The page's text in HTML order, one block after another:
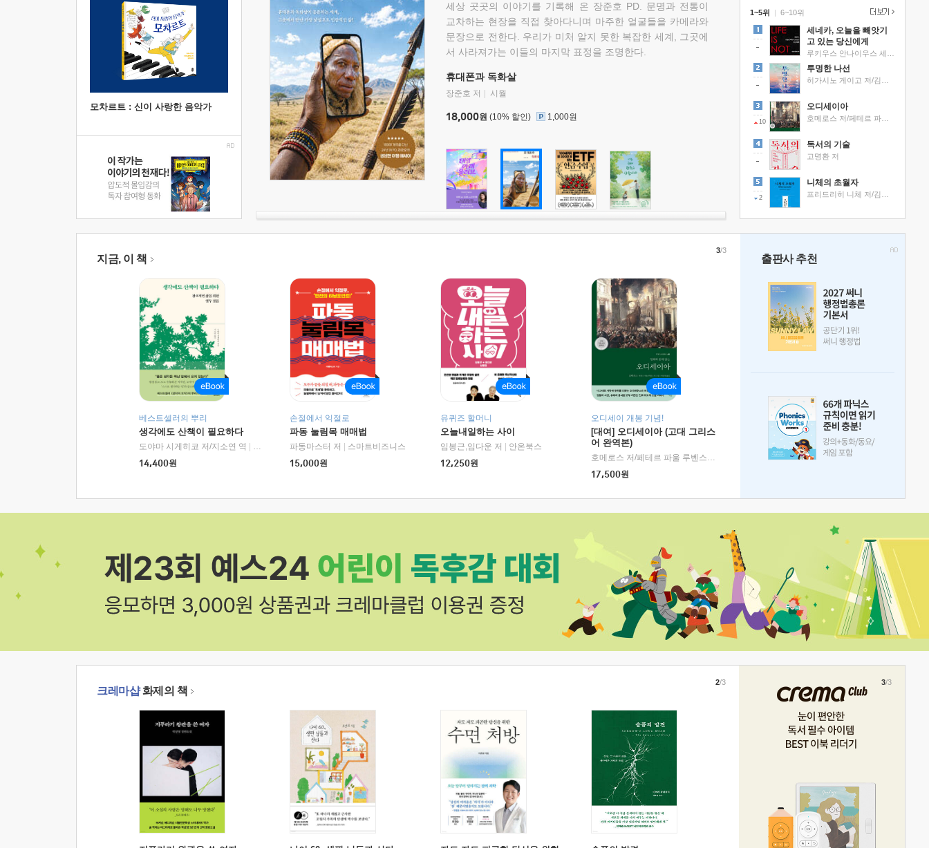
모차르트 : 신이 사랑한 음악가
세상 곳곳의 이야기를 기록해 온 장준호 PD. 문명과 전통이
교차하는 현장을 직접 찾아다니며 마주한 얼굴들을 카메라와
문장으로 전한다. 우리가 미처 알지 못한 복잡한 세계, 그곳에
서 사라져가는 이들의 마지막 표정을 조명한다.
휴대폰과 독화살
장준호 저 시월
18,000원 (10% 할인) 1,000원
1~5위 |
세네카, 오늘을 빼앗기
고 있는 당신에게
투명한 나선
10
오디세이아
독서의 기술
고명환 저
2
니체의 초월자
6~10위
지금, 이 책
베스트셀러의 뿌리
생각에도 산책이 필요하다
도야마 시게히코 저/지소연 역
알에이치코리아(RHK)
14,400원
손절에서 익절로
파동 눌림목 매매법
파동마스터 저
스마트비즈니스
15,000원
유퀴즈 할머니
오늘내일하는 사이
임봉근,임다운 저
안온북스
12,250원
오디세이 개봉 기념!
[대여] 오디세이아 (고대 그리스
어 완역본)
호메로스 저/페테르 파울 루벤스 그림/박문재 역
현대지성
17,500원
3/3
출판사 추천
크레마샵화제의 책
2/3 3/3